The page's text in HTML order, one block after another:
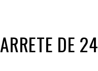
DE 24